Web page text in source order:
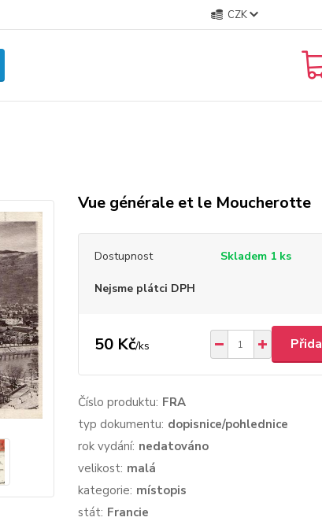
CZK
Vue générale et le Moucherotte
Dostupnost Skladem 1 ks
Nejsme plátci DPH
50 Kč/ks
Číslo produktu: FRA
typ dokumentu: dopisnice/pohlednice
rok vydání: nedatováno
velikost: malá
kategorie: místopis
stát: Francie